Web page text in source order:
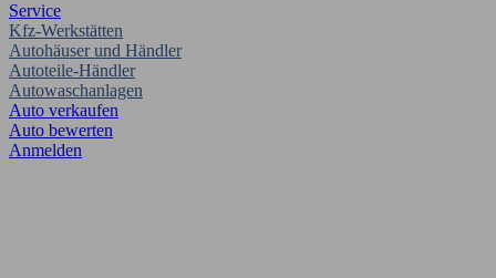
Service
Kfz-Werkstätten
Autohäuser und Händler
Autoteile-Händler
Autowaschanlagen
Auto verkaufen
Auto bewerten
Anmelden